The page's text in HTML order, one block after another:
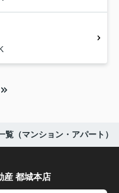
覧（マンション・アパート）
産 都城本店